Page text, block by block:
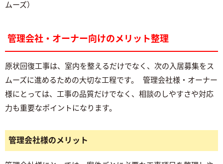
ムーズ）
管理会社・オーナー向けのメリット整理
原状回復工事は、室内を整えるだけでなく、次の入居募集をス
ムーズに進めるための大切な工程です。 管理会社様・オーナー
様にとっては、工事の品質だけでなく、相談のしやすさや対応
力も重要なポイントになります。
管理会社様のメリット